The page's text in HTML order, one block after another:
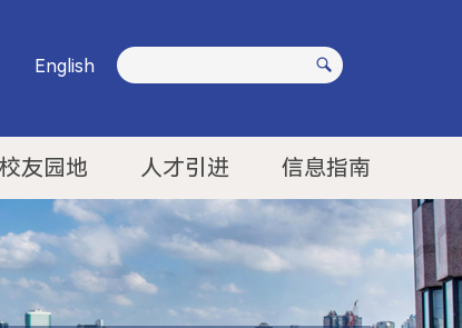
English
校友园地 人才引进 信息指南